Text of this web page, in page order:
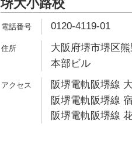
堺大小路校
0120-4119-01
大阪府堺市堺区
本部ビル
阪堺電軌阪堺線
阪堺電軌阪堺線
阪堺電軌阪堺線